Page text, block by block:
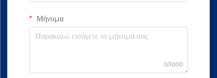
Μήνυμα
0/1000